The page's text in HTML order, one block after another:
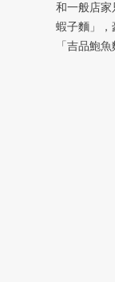
和一般店家
蝦子麵」，
「吉品鮑